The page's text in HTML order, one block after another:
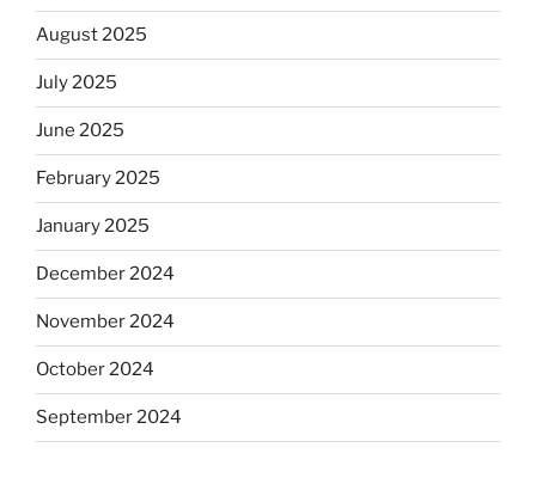
August 2025
July 2025
June 2025
February 2025
January 2025
December 2024
November 2024
October 2024
September 2024